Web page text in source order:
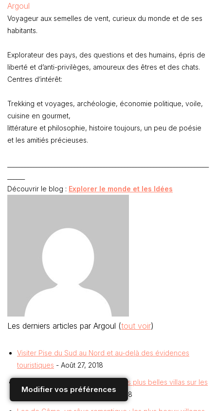
Modifier vos préférences
Argoul
Voyageur aux semelles de vent, curieux du monde et de ses
habitants.
Explorateur des pays, des questions et des humains, épris de
liberté et d’anti-privilèges, amoureux des êtres et des chats.
Centres d’intérêt:
Trekking et voyages, archéologie, économie politique, voile,
cuisine en gourmet,
littérature et philosophie, histoire toujours, un peu de poésie
et les amitiés précieuses.
Découvrir le blog : Explorer le monde et les Idées
Les derniers articles par Argoul (tout voir)
Visiter Pise du Sud au Nord et au-delà des évidences
touristiques - Août 27, 2018
Villa Carlotta à Tremezzo ; l’une des plus belles villas sur les
bords sur lac de Côme- Fév 1, 2018